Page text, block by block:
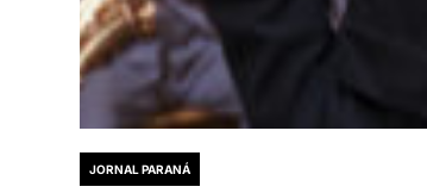
JORNAL PARANÁ